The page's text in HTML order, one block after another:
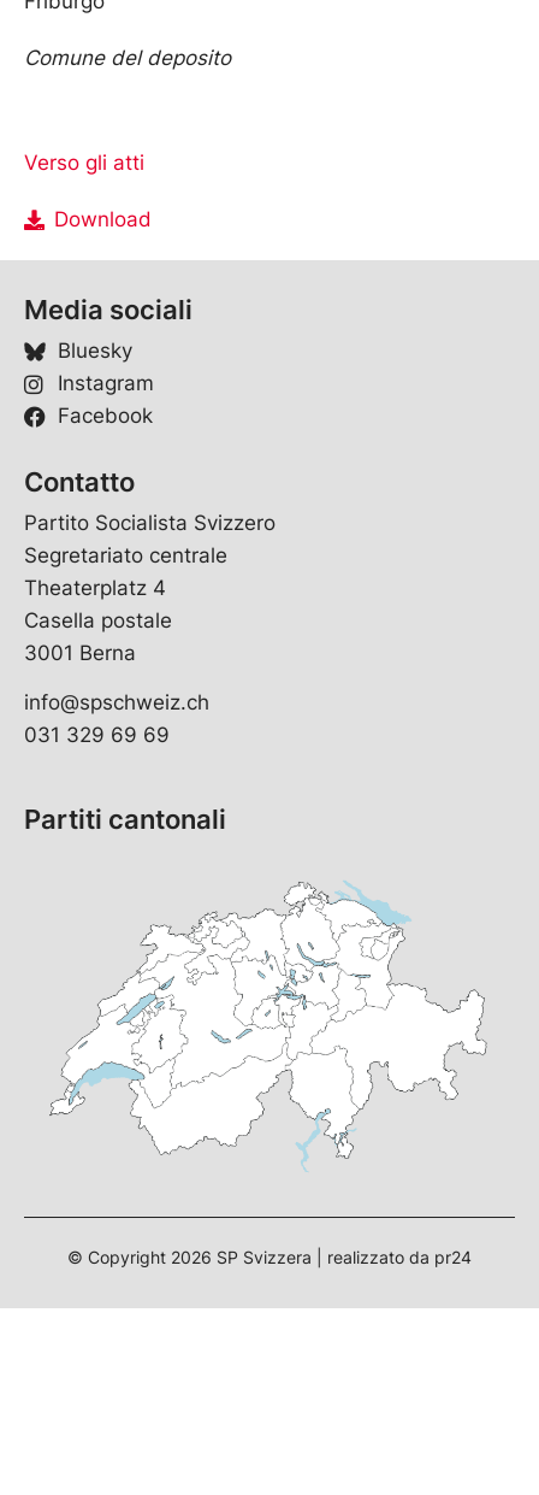
Comune del deposito
Verso gli atti
Download
Media sociali
Bluesky
Instagram
Facebook
Contatto
Partito Socialista Svizzero
Segretariato centrale
Theaterplatz 4
Casella postale
3001 Berna
info@spschweiz.ch
031 329 69 69
Partiti cantonali
© Copyright 2026 SP Svizzera | realizzato da pr24